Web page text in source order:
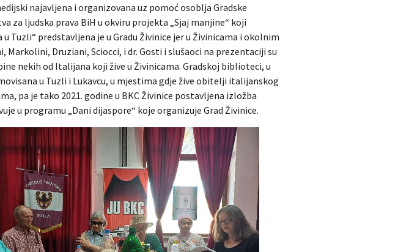
najavljena i organizovana uz pomoć osoblja Gradske
za ljudska prava BiH u okviru projekta „Sjaj manjine“ koji
Tuzli“ predstavljena je u Gradu Živinice jer u Živinicama i okolnim
Druziani, Sciocci, i dr. Gosti i slušaoci na prezentaciji su
nekih od Italijana koji žive u Živinicama. Gradskoj biblioteci, u
u Tuzli i Lukavcu, u mjestima gdje žive obitelji italijanskog
pa je tako 2021. godine u BKC Živinice postavljena izložba
u programu „Dani dijaspore“ koje organizuje Grad Živinice.